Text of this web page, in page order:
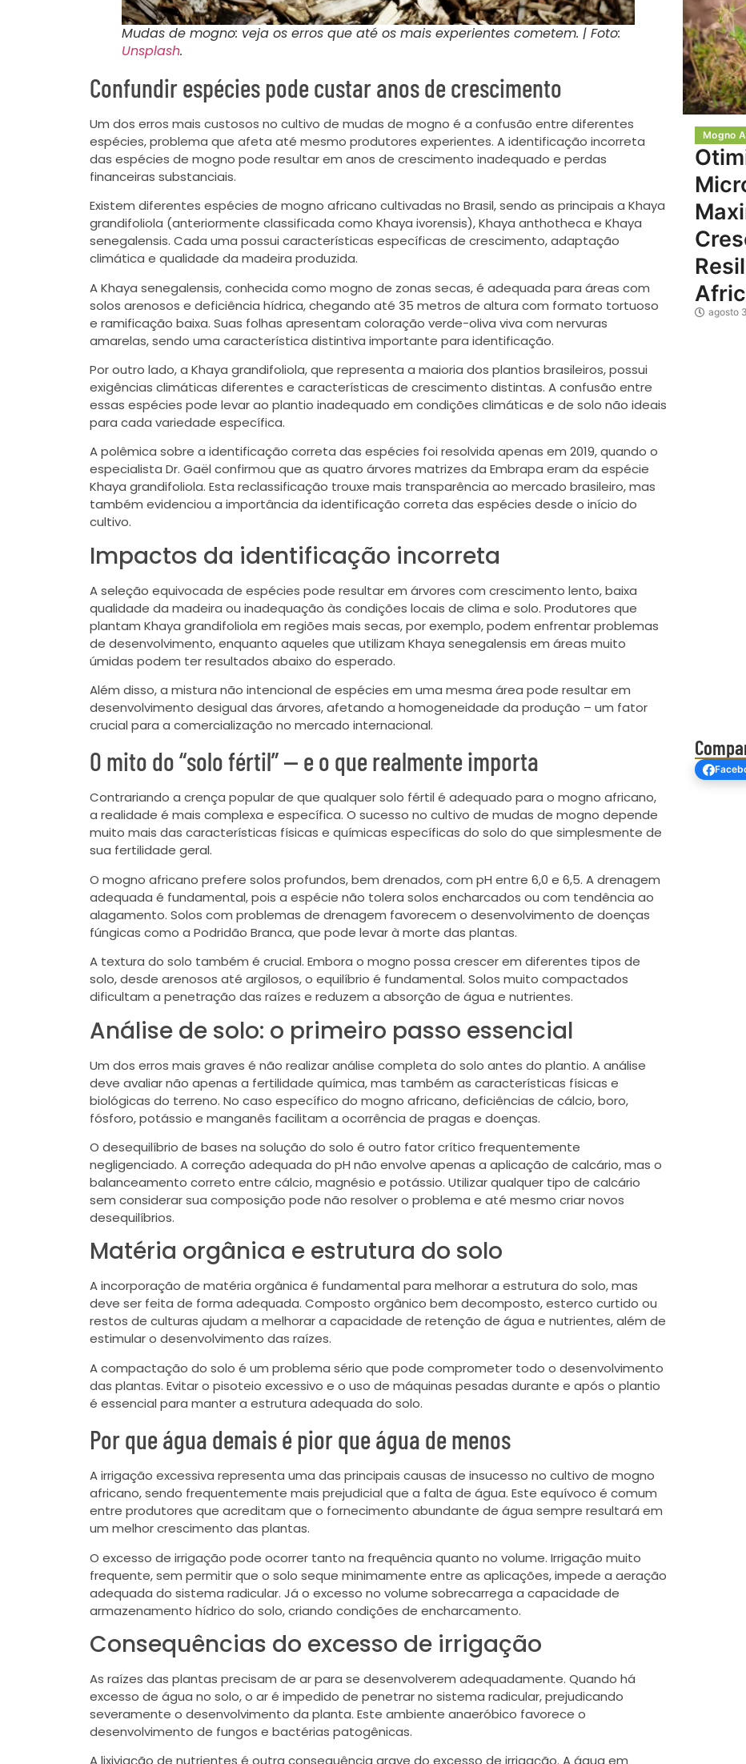
Mudas de mogno: veja os erros que até os mais experientes cometem. | Foto:
Unsplash.
Confundir espécies pode custar anos de crescimento
Um dos erros mais custosos no cultivo de mudas de mogno é a confusão entre diferentes
espécies, problema que afeta até mesmo produtores experientes. A identificação incorreta
das espécies de mogno pode resultar em anos de crescimento inadequado e perdas
financeiras substanciais.
Existem diferentes espécies de mogno africano cultivadas no Brasil, sendo as principais a Khaya
grandifoliola (anteriormente classificada como Khaya ivorensis), Khaya anthotheca e Khaya
senegalensis. Cada uma possui características específicas de crescimento, adaptação
climática e qualidade da madeira produzida.
A Khaya senegalensis, conhecida como mogno de zonas secas, é adequada para áreas com
solos arenosos e deficiência hídrica, chegando até 35 metros de altura com formato tortuoso
e ramificação baixa. Suas folhas apresentam coloração verde-oliva viva com nervuras
amarelas, sendo uma característica distintiva importante para identificação.
Por outro lado, a Khaya grandifoliola, que representa a maioria dos plantios brasileiros, possui
exigências climáticas diferentes e características de crescimento distintas. A confusão entre
essas espécies pode levar ao plantio inadequado em condições climáticas e de solo não ideais
para cada variedade específica.
A polêmica sobre a identificação correta das espécies foi resolvida apenas em 2019, quando o
especialista Dr. Gaël confirmou que as quatro árvores matrizes da Embrapa eram da espécie
Khaya grandifoliola. Esta reclassificação trouxe mais transparência ao mercado brasileiro, mas
também evidenciou a importância da identificação correta das espécies desde o início do
cultivo.
Impactos da identificação incorreta
A seleção equivocada de espécies pode resultar em árvores com crescimento lento, baixa
qualidade da madeira ou inadequação às condições locais de clima e solo. Produtores que
plantam Khaya grandifoliola em regiões mais secas, por exemplo, podem enfrentar problemas
de desenvolvimento, enquanto aqueles que utilizam Khaya senegalensis em áreas muito
úmidas podem ter resultados abaixo do esperado.
Além disso, a mistura não intencional de espécies em uma mesma área pode resultar em
desenvolvimento desigual das árvores, afetando a homogeneidade da produção – um fator
crucial para a comercialização no mercado internacional.
O mito do “solo fértil” — e o que realmente importa
Contrariando a crença popular de que qualquer solo fértil é adequado para o mogno africano,
a realidade é mais complexa e específica. O sucesso no cultivo de mudas de mogno depende
muito mais das características físicas e químicas específicas do solo do que simplesmente de
sua fertilidade geral.
O mogno africano prefere solos profundos, bem drenados, com pH entre 6,0 e 6,5. A drenagem
adequada é fundamental, pois a espécie não tolera solos encharcados ou com tendência ao
alagamento. Solos com problemas de drenagem favorecem o desenvolvimento de doenças
fúngicas como a Podridão Branca, que pode levar à morte das plantas.
A textura do solo também é crucial. Embora o mogno possa crescer em diferentes tipos de
solo, desde arenosos até argilosos, o equilíbrio é fundamental. Solos muito compactados
dificultam a penetração das raízes e reduzem a absorção de água e nutrientes.
Análise de solo: o primeiro passo essencial
Um dos erros mais graves é não realizar análise completa do solo antes do plantio. A análise
deve avaliar não apenas a fertilidade química, mas também as características físicas e
biológicas do terreno. No caso específico do mogno africano, deficiências de cálcio, boro,
fósforo, potássio e manganês facilitam a ocorrência de pragas e doenças.
O desequilíbrio de bases na solução do solo é outro fator crítico frequentemente
negligenciado. A correção adequada do pH não envolve apenas a aplicação de calcário, mas o
balanceamento correto entre cálcio, magnésio e potássio. Utilizar qualquer tipo de calcário
sem considerar sua composição pode não resolver o problema e até mesmo criar novos
desequilíbrios.
Matéria orgânica e estrutura do solo
A incorporação de matéria orgânica é fundamental para melhorar a estrutura do solo, mas
deve ser feita de forma adequada. Composto orgânico bem decomposto, esterco curtido ou
restos de culturas ajudam a melhorar a capacidade de retenção de água e nutrientes, além de
estimular o desenvolvimento das raízes.
A compactação do solo é um problema sério que pode comprometer todo o desenvolvimento
das plantas. Evitar o pisoteio excessivo e o uso de máquinas pesadas durante e após o plantio
é essencial para manter a estrutura adequada do solo.
Por que água demais é pior que água de menos
A irrigação excessiva representa uma das principais causas de insucesso no cultivo de mogno
africano, sendo frequentemente mais prejudicial que a falta de água. Este equívoco é comum
entre produtores que acreditam que o fornecimento abundante de água sempre resultará em
um melhor crescimento das plantas.
O excesso de irrigação pode ocorrer tanto na frequência quanto no volume. Irrigação muito
frequente, sem permitir que o solo seque minimamente entre as aplicações, impede a aeração
adequada do sistema radicular. Já o excesso no volume sobrecarrega a capacidade de
armazenamento hídrico do solo, criando condições de encharcamento.
Consequências do excesso de irrigação
As raízes das plantas precisam de ar para se desenvolverem adequadamente. Quando há
excesso de água no solo, o ar é impedido de penetrar no sistema radicular, prejudicando
severamente o desenvolvimento da planta. Este ambiente anaeróbico favorece o
desenvolvimento de fungos e bactérias patogênicas.
Mogno
agosto